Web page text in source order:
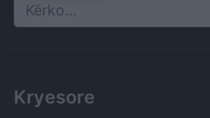
Search
Kryesore